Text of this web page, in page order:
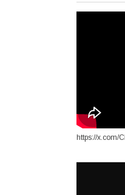
https://x.com/